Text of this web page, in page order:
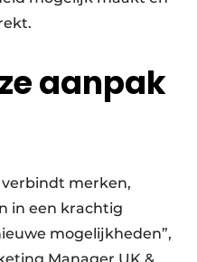
aanpak
merken,
in een krachtig
mogelijkheden”,